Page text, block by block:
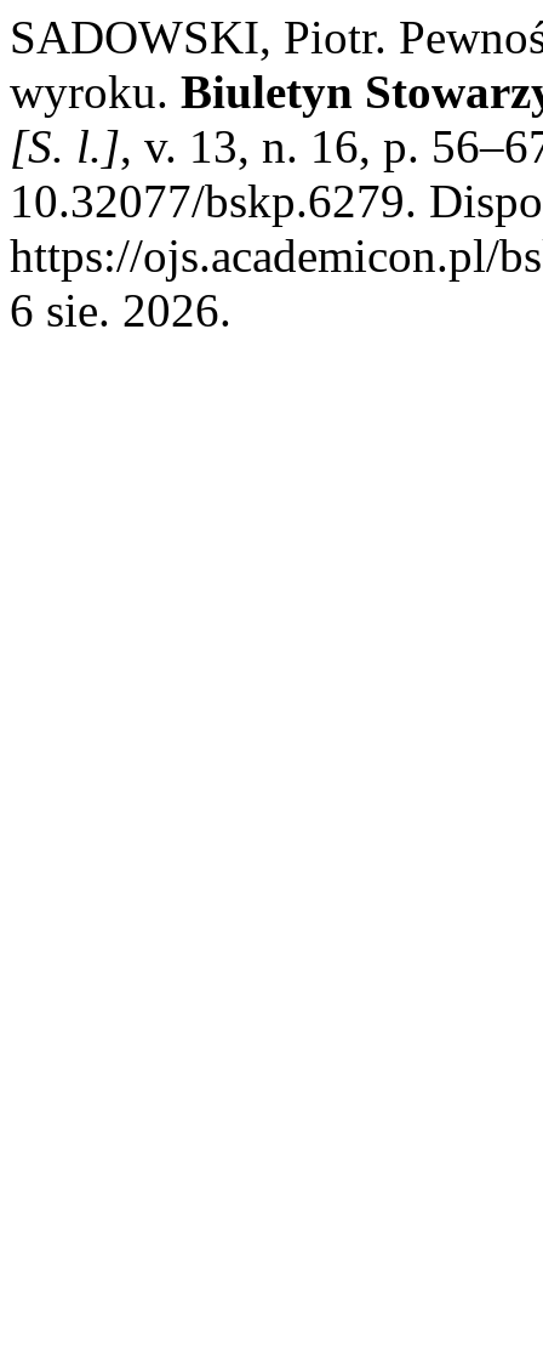
SADOWSKI, Piotr.
wyroku. Biuletyn
[S. l.], v. 13, n. 16, p.
10.32077/bskp.6279.
https://ojs.academicon.pl/
6 sie. 2026.